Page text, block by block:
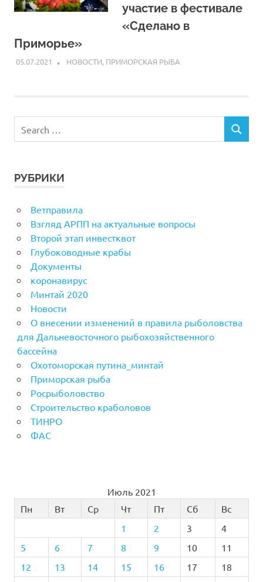
участие в фестивале
«Сделано в
Приморье»
05.07.2021 ARPP
НОВОСТИ, ПРИМОРСКАЯ РЫБА
РУБРИКИ
Ветправила
Взгляд АРПП на актуальные вопросы
Второй этап инвестквот
Глубоководные крабы
Документы
коронавирус
Минтай 2020
Новости
О внесении изменений в правила рыболовства
для Дальневосточного рыбохозяйственного
бассейна
Охотоморская путина_минтай
Приморская рыба
Росрыболовство
Строительство краболовов
ТИНРО
ФАС
Июль 2021
Пн
Вт Ср Чт Пт Сб
Вс
1
2 3
4
5
6 7 8 9 10
11
12
13 14 15 16 17
18